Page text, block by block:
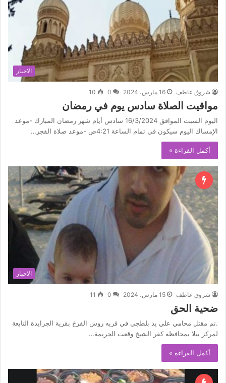
الاخبار
شروق عاطف 16 مارس، 2024 0
10
مواقيت الصلاة سادس يوم في رمضان
اليوم السبت الموافق 16/3/2024 سادس أيام شهر رمضان المبارك -موعد
الإمساك اليوم سيكون في تمام الساعة 4:21ص -موعد صلاة الفجر…
أكمل القراءة »
الاخبار
شروق عاطف 15 مارس، 2024 0
11
ضحية الحق
.تم مقتل محامي علي يد بلطجي في قريه روس الفرخ بقرية الجرايدة التابعة
لمركز بيلا بمحافظه كفر الشيخ وقعت الجريمة…
أكمل القراءة »